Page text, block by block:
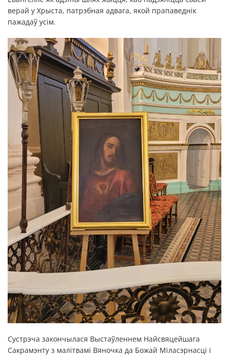
верай у Хрыста, патрэбная адвага, якой прапаведнік
пажадаў усім.
Сустрэча закончылася Выстаўленнем Найсвяцейшага
Сакрамэнту з малітвамі Вяночка да Божай Міласэрнасці і